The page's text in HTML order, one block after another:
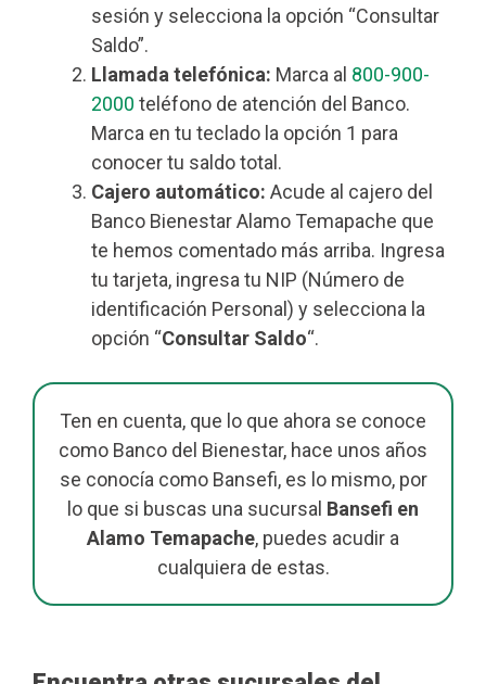
sesión y selecciona la opción “Consultar
Saldo”.
Llamada telefónica: Marca al 800-900-
2000 teléfono de atención del Banco.
Marca en tu teclado la opción 1 para
conocer tu saldo total.
Cajero automático: Acude al cajero del
Banco Bienestar Alamo Temapache que
te hemos comentado más arriba. Ingresa
tu tarjeta, ingresa tu NIP (Número de
identificación Personal) y selecciona la
opción “Consultar Saldo“.
Ten en cuenta, que lo que ahora se conoce
como Banco del Bienestar, hace unos años
se conocía como Bansefi, es lo mismo, por
lo que si buscas una sucursal Bansefi en
Alamo Temapache, puedes acudir a
cualquiera de estas.